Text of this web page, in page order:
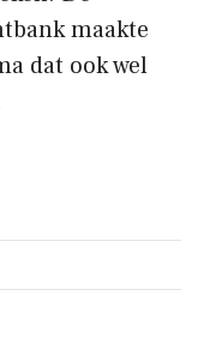
maakte
dat ook wel